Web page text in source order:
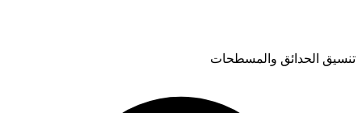
تنسيق الحدائق والمسطحات